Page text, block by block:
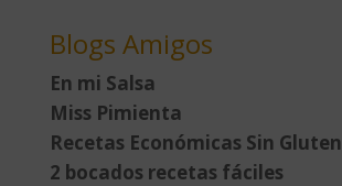
Blogs Amigos
En mi Salsa
Miss Pimienta
Recetas Económicas Sin Gluten
2 bocados recetas fáciles